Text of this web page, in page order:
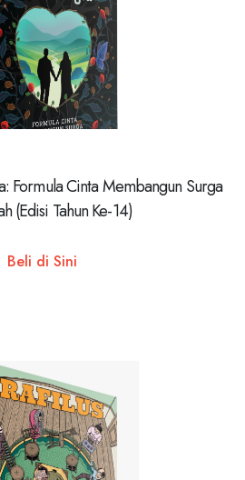
Formula Cinta Membangun Surga
(Edisi Tahun Ke-14)
Beli di Sini